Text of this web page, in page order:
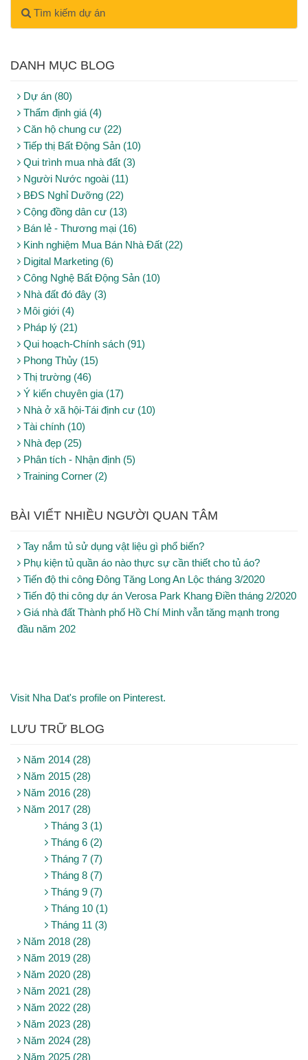
Tìm kiếm dự án
DANH MỤC BLOG
Dự án (80)
Thẩm định giá (4)
Căn hộ chung cư (22)
Tiếp thị Bất Động Sản (10)
Qui trình mua nhà đất (3)
Người Nước ngoài (11)
BĐS Nghỉ Dưỡng (22)
Cộng đồng dân cư (13)
Bán lẻ - Thương mại (16)
Kinh nghiệm Mua Bán Nhà Đất (22)
Digital Marketing (6)
Công Nghệ Bất Động Sản (10)
Nhà đất đó đây (3)
Môi giới (4)
Pháp lý (21)
Qui hoạch-Chính sách (91)
Phong Thủy (15)
Thị trường (46)
Ý kiến chuyên gia (17)
Nhà ở xã hội-Tái định cư (10)
Tài chính (10)
Nhà đẹp (25)
Phân tích - Nhận định (5)
Training Corner (2)
BÀI VIẾT NHIỀU NGƯỜI QUAN TÂM
Tay nắm tủ sử dụng vật liệu gì phổ biến?
Phụ kiện tủ quần áo nào thực sự cần thiết cho tủ áo?
Tiến độ thi công Đông Tăng Long An Lộc tháng 3/2020
Tiến độ thi công dự án Verosa Park Khang Điền tháng 2/2020
Giá nhà đất Thành phố Hồ Chí Minh vẫn tăng mạnh trong
đầu năm 202
Visit Nha Dat's profile on Pinterest.
LƯU TRỮ BLOG
Năm 2014 (28)
Năm 2015 (28)
Năm 2016 (28)
Năm 2017 (28)
Tháng 3 (1)
Tháng 6 (2)
Tháng 7 (7)
Tháng 8 (7)
Tháng 9 (7)
Tháng 10 (1)
Tháng 11 (3)
Năm 2018 (28)
Năm 2019 (28)
Năm 2020 (28)
Năm 2021 (28)
Năm 2022 (28)
Năm 2023 (28)
Năm 2024 (28)
Năm 2025 (28)